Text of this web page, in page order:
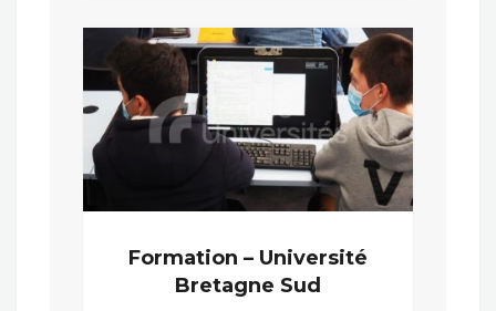
Formation – Université
Bretagne Sud